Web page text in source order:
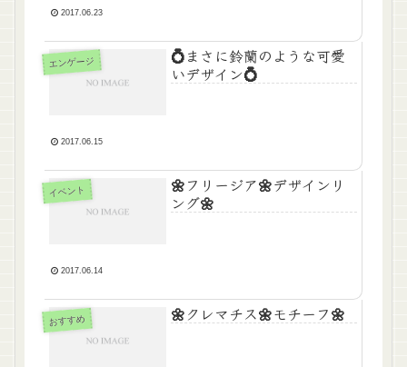
2017.06.23
エンゲージ
💍まさに鈴蘭のような可愛
いデザイン💍
2017.06.15
イベント
🌼フリージア🌼デザインリ
ング🌼
2017.06.14
おすすめ 🌼クレマチス🌼モチーフ🌼